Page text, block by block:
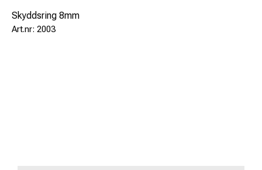
Skyddsring 8mm
2003